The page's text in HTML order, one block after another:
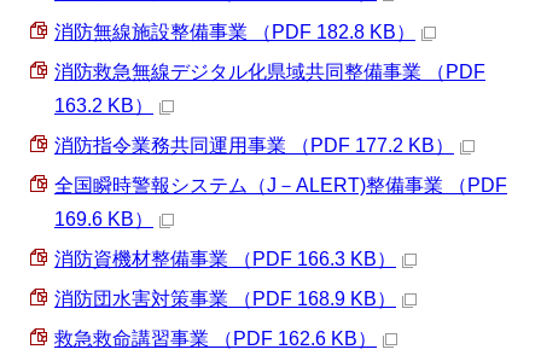
消防無線施設整備事業 （PDF 182.8 KB）
消防救急無線デジタル化県域共同整備事業 （PDF
163.2 KB）
消防指令業務共同運用事業 （PDF 177.2 KB）
全国瞬時警報システム（J－ALERT)整備事業 （PDF
169.6 KB）
消防資機材整備事業 （PDF 166.3 KB）
消防団水害対策事業 （PDF 168.9 KB）
救急救命講習事業 （PDF 162.6 KB）